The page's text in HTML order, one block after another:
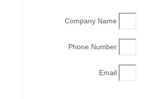
Company Name
Phone Number
Email